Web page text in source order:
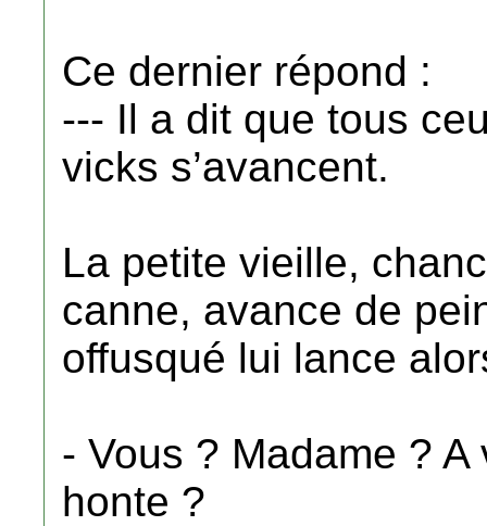
Ce dernier répond :
--- Il a dit que tous
vicks s’avancent.
La petite vieille,
canne, avance de
offusqué lui lance
- Vous ? Madame ?
honte ?